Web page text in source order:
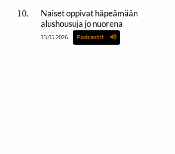
Naiset oppivat häpeämään
alushousuja jo nuorena
13.05.2026 Podcastit